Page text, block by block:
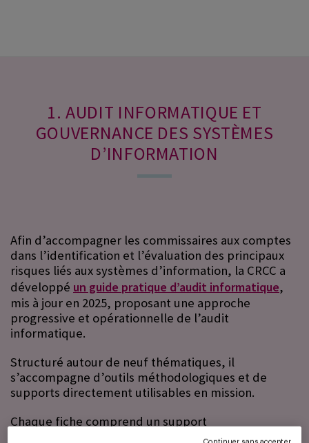
1. AUDIT INFORMATIQUE ET
GOUVERNANCE DES SYSTÈMES
D’INFORMATION
Afin d’accompagner les commissaires aux comptes
dans l’identification et l’évaluation des principaux
risques liés aux systèmes d’information, la CRCC a
développé un guide pratique d’audit informatique,
mis à jour en 2025, proposant une approche
progressive et opérationnelle de l’audit
informatique.
Structuré autour de neuf thématiques, il
s’accompagne d’outils méthodologiques et de
supports directement utilisables en mission.
Chaque fiche comprend un support
méthodologique ainsi que des outils pratiques